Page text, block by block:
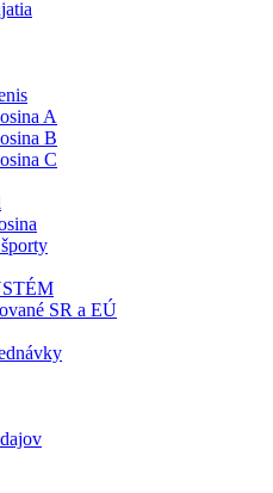
A
B
C
SR a EÚ